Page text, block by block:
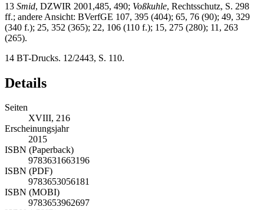
13 Smid, DZWIR 2001,485, 490; Voßkuhle, Rechtsschutz, S. 298
ff.; andere Ansicht: BVerfGE 107, 395 (404); 65, 76 (90); 49, 329
(340 f.); 25, 352 (365); 22, 106 (110 f.); 15, 275 (280); 11, 263
(265).
14 BT-Drucks. 12/2443, S. 110.
Details
Seiten
XVIII, 216
Erscheinungsjahr
2015
ISBN (Paperback)
9783631663196
ISBN (PDF)
9783653056181
ISBN (MOBI)
9783653962697